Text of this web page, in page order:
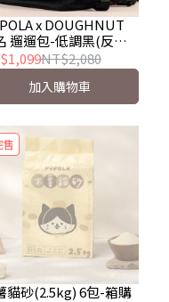
x DOUGHNUT
光
)
NT$2,080
加入購物車
售
貓砂(2.5kg) 6包-箱購